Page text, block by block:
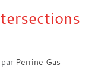
par Perrine Gas